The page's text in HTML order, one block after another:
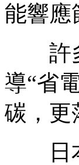
能響應
許多
導“省
碳，更
日本